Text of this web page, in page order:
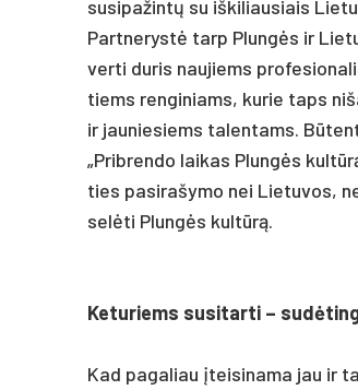
su­si­pa­žintų su iš­ki­liau­siais
Part­ne­rystė tarp Plungės ir
ver­ti du­ris nau­jiems
tiems ren­gi­niams, ku­rie taps
ir jau­nie­siems ta­len­tams.
„Prib­ren­do lai­kas Plungės
ties pa­si­ra­šy­mo nei Lie­tu­vos,
selė­ti Plungės kultūrą.
Ke­tu­riems su­si­tar­ti –
Kad pa­ga­liau įtei­si­na­ma jau ir